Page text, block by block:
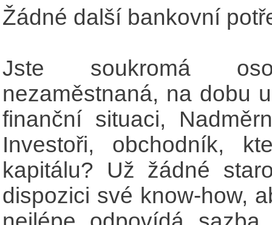
Žádné další bankovní
Jste soukromá
nezaměstnaná, na dobu
finanční situaci,
Investoři, obchodník,
kapitálu? Už žádné
dispozici své know-how,